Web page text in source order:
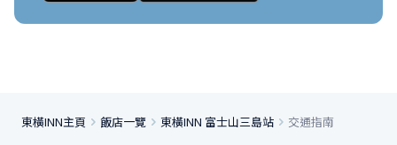
東橫INN主頁 飯店一覽 東橫INN 富士山三島站 交通指南